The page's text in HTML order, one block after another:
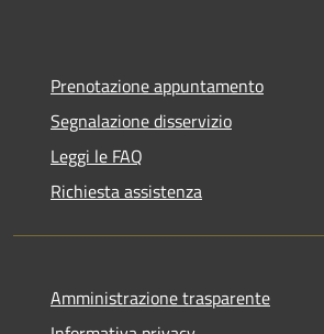
Prenotazione appuntamento
Segnalazione disservizio
Leggi le FAQ
Richiesta assistenza
Amministrazione trasparente